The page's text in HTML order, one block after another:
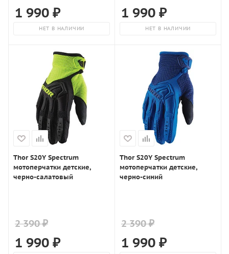
1 990 ₽
НЕТ В НАЛИЧИИ
1 990 ₽
НЕТ В НАЛИЧИИ
Thor S20Y Spectrum
мотоперчатки детские,
черно-салатовый
2 390 ₽
1 990 ₽
Thor S20Y Spectrum
мотоперчатки детские,
черно-синий
2 390 ₽
1 990 ₽